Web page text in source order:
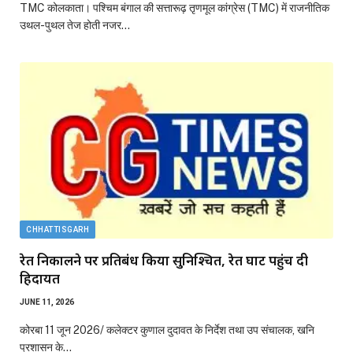
TMC कोलकाता। पश्चिम बंगाल की सत्तारूढ़ तृणमूल कांग्रेस (TMC) में राजनीतिक
उथल-पुथल तेज होती नजर…
CHHATTISGARH
रेत निकालने पर प्रतिबंध किया सुनिश्चित, रेत घाट पहुंच दी
हिदायत
JUNE 11, 2026
कोरबा 11 जून 2026/ कलेक्टर कुणाल दुदावत के निर्देश तथा उप संचालक, खनि
प्रशासन के…